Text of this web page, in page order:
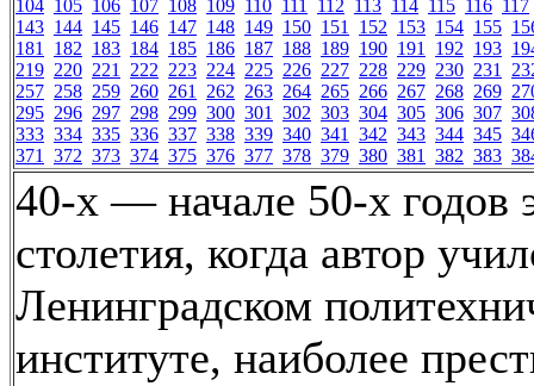
104 105 106 107 108 109 110 111 112 113 114 115 116 117
143 144 145 146 147 148 149 150 151 152 153 154 155
181 182 183 184 185 186 187 188 189 190 191 192 193
219 220 221 222 223 224 225 226 227 228 229 230 231
257 258 259 260 261 262 263 264 265 266 267 268 269
295 296 297 298 299 300 301 302 303 304 305 306 307
333 334 335 336 337 338 339 340 341 342 343 344 345
371 372 373 374 375 376 377 378 379 380 381 382 383
40-х — начале 50-х годов
столетия, когда автор
Ленинградском
институте, наиболее